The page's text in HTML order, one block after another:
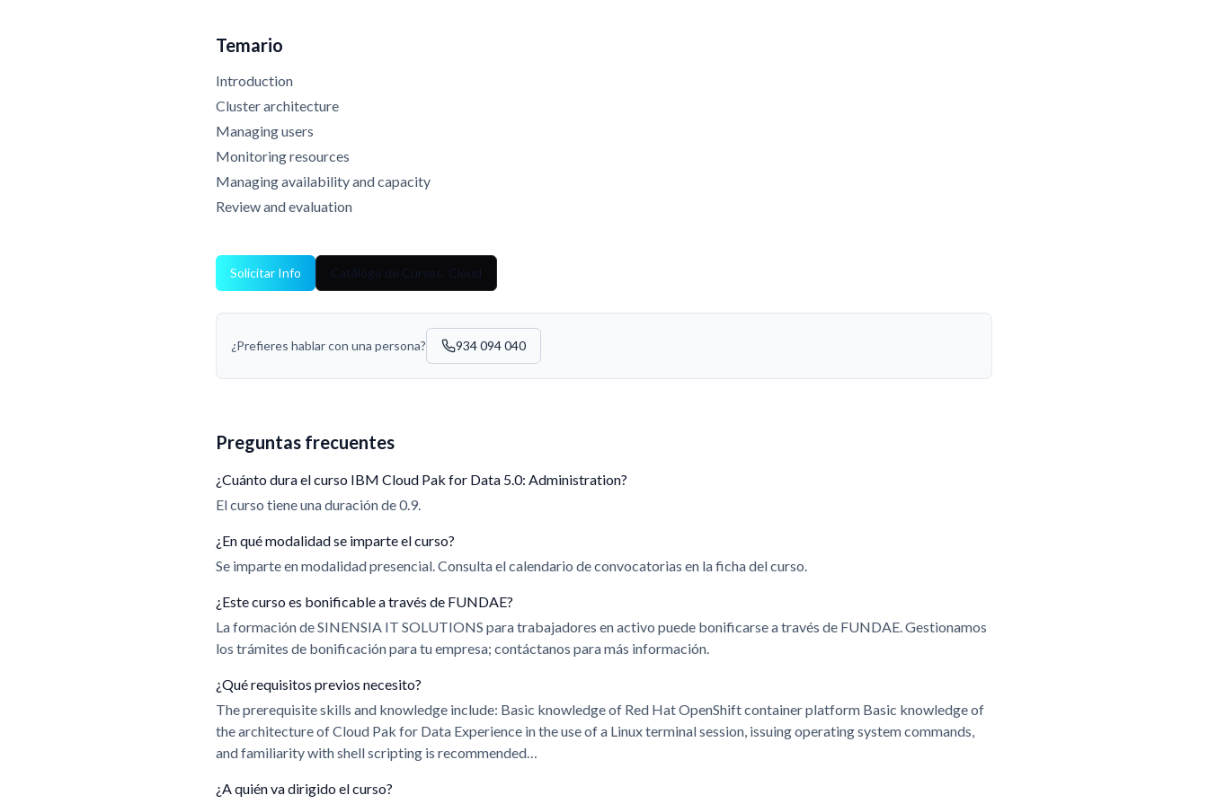
Temario
Introduction
Cluster architecture
Managing users
Monitoring resources
Managing availability and capacity
Review and evaluation
Solicitar Info Catálogo de Cursos: Cloud
¿Prefieres hablar con una persona? 934 094 040
Preguntas frecuentes
¿Cuánto dura el curso IBM Cloud Pak for Data 5.0: Administration?
El curso tiene una duración de 0.9.
¿En qué modalidad se imparte el curso?
Se imparte en modalidad presencial. Consulta el calendario de convocatorias en la ficha del curso.
¿Este curso es bonificable a través de FUNDAE?
La formación de SINENSIA IT SOLUTIONS para trabajadores en activo puede bonificarse a través de FUNDAE. Gestionamos
los trámites de bonificación para tu empresa; contáctanos para más información.
¿Qué requisitos previos necesito?
The prerequisite skills and knowledge include: Basic knowledge of Red Hat OpenShift container platform Basic knowledge of
the architecture of Cloud Pak for Data Experience in the use of a Linux terminal session, issuing operating system commands,
and familiarity with shell scripting is recommended…
¿A quién va dirigido el curso?